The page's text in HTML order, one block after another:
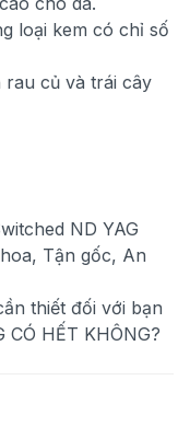
loại kem có chỉ số
củ và trái cây
ND YAG
Tận gốc, An
thiết đối với bạn
CÓ HẾT KHÔNG?